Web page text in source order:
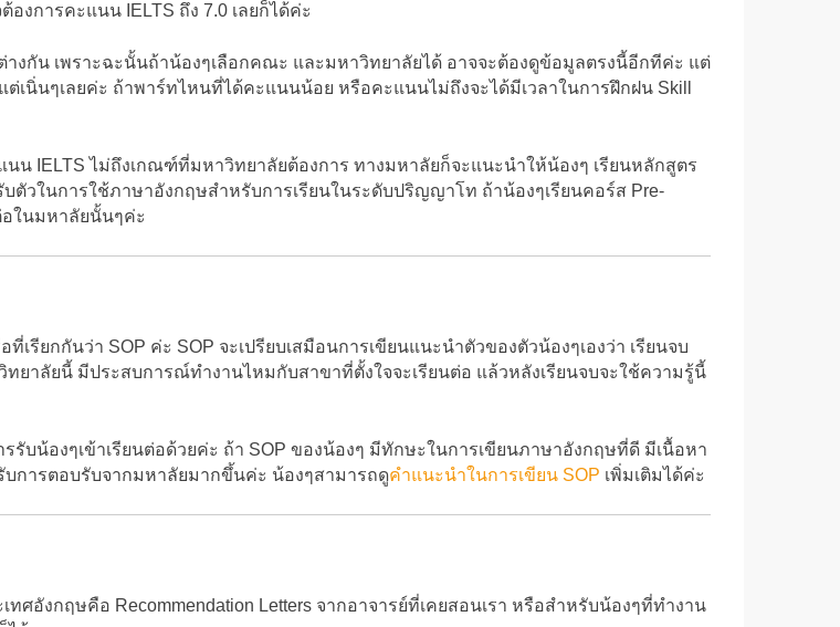
งการคะแนน IELTS ถึง 7.0 เลยก็ได้ค่ะ
งกัน เพราะฉะนั้นถ้าน้องๆเลือกคณะ และมหาวิทยาลัยได้ อาจจะต้องดูข้อมูลตรงนี้อีกทีค่ะ แต่
เนิ่นๆเลยค่ะ ถ้าพาร์ทไหนที่ได้คะแนนน้อย หรือคะแนนไม่ถึงจะได้มีเวลาในการฝึกฝน Skill
น IELTS ไม่ถึงเกณฑ์ที่มหาวิทยาลัยต้องการ ทางมหาลัยก็จะแนะนำให้น้องๆ เรียนหลักสูตร
ตัวในการใช้ภาษาอังกฤษสำหรับการเรียนในระดับปริญญาโท ถ้าน้องๆเรียนคอร์ส Pre-
อในมหาลัยนั้นๆค่ะ
เรียกกันว่า SOP ค่ะ SOP จะเปรียบเสมือนการเขียนแนะนำตัวของตัวน้องๆเองว่า เรียนจบ
าลัยนี้ มีประสบการณ์ทำงานไหมกับสาขาที่ตั้งใจจะเรียนต่อ แล้วหลังเรียนจบจะใช้ความรู้นี้
บน้องๆเข้าเรียนต่อด้วยค่ะ ถ้า SOP ของน้องๆ มีทักษะในการเขียนภาษาอังกฤษที่ดี มีเนื้อหา
การตอบรับจากมหาลัยมากขึ้นค่ะ น้องๆสามารถดูคำแนะนำในการเขียน SOP เพิ่มเติมได้ค่ะ
อังกฤษคือ Recommendation Letters จากอาจารย์ที่เคยสอนเรา หรือสำหรับน้องๆที่ทำงาน